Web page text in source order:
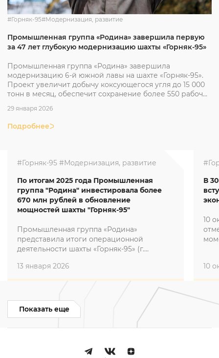
#Горняк-95#Модернизация, развитие
Промышленная группа «Родина» завершила первую
за 47 лет глубокую модернизацию шахты «Горняк-95»
Промышленная группа «Родина» завершила
модернизацию 6-й южной лавы на шахте «Горняк-95».
Проект увеличит добычу коксующегося угля до 15 000
тонн в месяц, обеспечит сохранение более 550 рабочих
Донбасса.
29 января 2026
Подробнее
#Горняк-95 #Модернизация, развитие
По итогам 2025 года Промышленная
группа "Родина" инвестировала более
670 млн рублей в обновление
мощностей шахты "Горняк-95"
Промышленная группа «Родина»
представила итоги операционной
деятельности шахты «Горняк-95» (г.
проектом 2025 года на шахте «Горняк-95»
стало полное переоснащение 6-й южной
лавы пласта К3, инвестиции в который
информация о данном проекте будет
представлена общественности в
ближайшее время.
13 января 2026
В
10
10
Показать еще